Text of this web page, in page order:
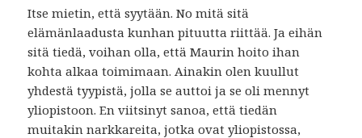
Itse mietin, että syytään. No mitä sitä
elämänlaadusta kunhan pituutta riittää. Ja eihän
sitä tiedä, voihan olla, että Maurin hoito ihan
kohta alkaa toimimaan. Ainakin olen kuullut
yhdestä tyypistä, jolla se auttoi ja se oli mennyt
yliopistoon. En viitsinyt sanoa, että tiedän
muitakin narkkareita, jotka ovat yliopistossa,